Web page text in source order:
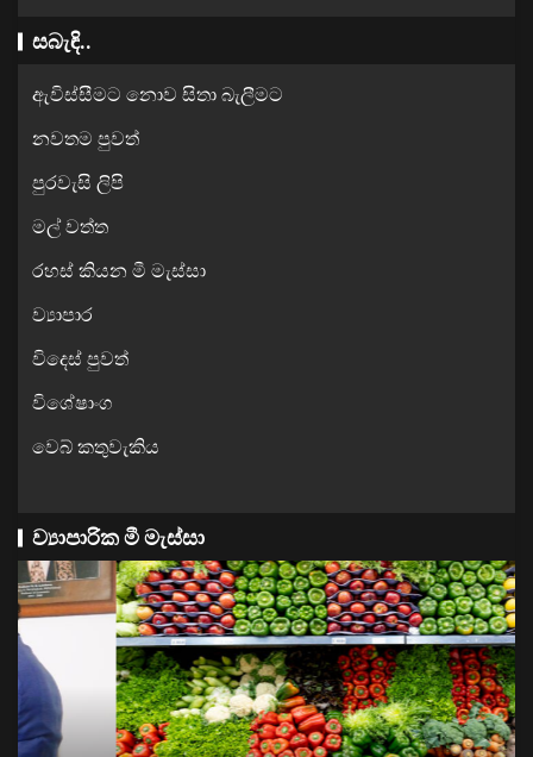
සබැඳි..
ඇවිස්සීමට නොව සිතා බැලීමට
නවතම පුවත්
පුරවැසි ලිපි
මල් වත්ත
රහස් කියන මී මැස්සා
ව්‍යාපාර
විදෙස් පුවත්
විශේෂාංග
වෙබ් කතුවැකිය
ව්‍යාපාරික මී මැස්සා